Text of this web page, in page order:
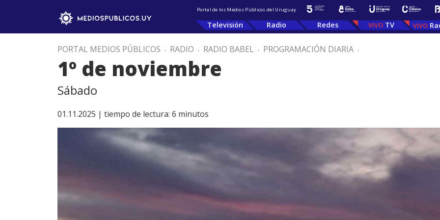
Portal de los Medios Públicos del Uruguay
Televisión Radio Redes TV
PORTAL MEDIOS PÚBLICOS . RADIO . RADIO BABEL . PROGRAMACIÓN DIARIA .
1º de noviembre
Sábado
01.11.2025 | tiempo de lectura: 6 minutos